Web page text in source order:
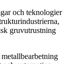
och teknologier
gruvutrustning